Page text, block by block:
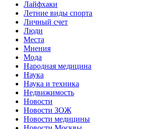
Лайфхаки
Летние виды спорта
Личный счет
Люди
Места
Мнения
Мода
Народная медицина
Наука
Наука и техника
Недвижимость
Новости
Новости ЗОЖ
Новости медицины